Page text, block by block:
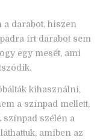
darabot, hiszen
írt darabot sem
egy mesét, ami
kihasználni,
a színpad mellett,
színpad szélén a
amiben az